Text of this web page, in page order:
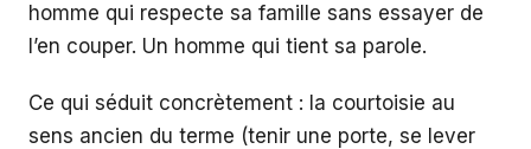
homme qui respecte sa famille sans essayer de
l’en couper. Un homme qui tient sa parole.
Ce qui séduit concrètement : la courtoisie au
sens ancien du terme (tenir une porte, se lever